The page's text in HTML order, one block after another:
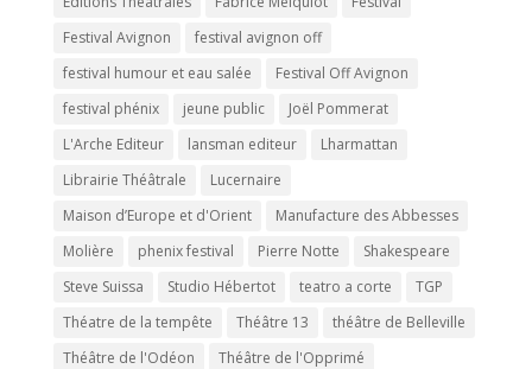
Festival Avignon
festival avignon off
festival humour et eau salée
Festival Off Avignon
festival phénix
jeune public
Joël Pommerat
L'Arche Editeur
lansman editeur
Lharmattan
Librairie Théâtrale
Lucernaire
Maison d’Europe et d'Orient
Manufacture des Abbesses
Molière
phenix festival Pierre Notte
Shakespeare
Steve Suissa
Studio Hébertot teatro a corte
TGP
Théatre de la tempête
Théâtre 13
théâtre de Belleville
Théâtre de l'Odéon
Théâtre de l'Opprimé